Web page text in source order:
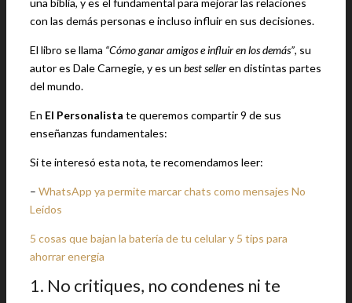
una biblia, y es el fundamental para mejorar las relaciones
con las demás personas e incluso influir en sus decisiones.
El libro se llama “Cómo ganar amigos e influir en los demás”, su
autor es Dale Carnegie, y es un best selleren distintas partes
del mundo.
En El Personalista te queremos compartir 9 de sus
enseñanzas fundamentales:
Si te interesó esta nota, te recomendamos leer:
– WhatsApp ya permite marcar chats como mensajes No
Leídos
5 cosas que bajan la batería de tu celular y 5 tips para
ahorrar energía
1. No critiques, no condenes ni te